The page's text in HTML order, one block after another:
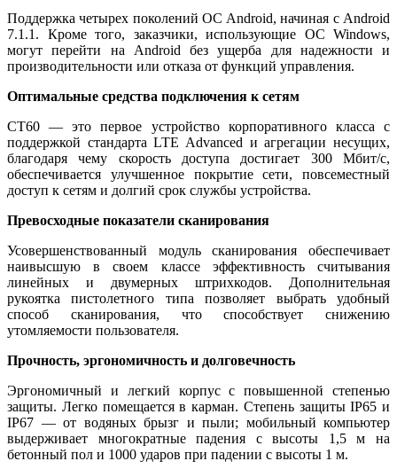
Поддержка четырех поколений ОС Android, начиная с Android
7.1.1. Кроме того, заказчики, использующие ОС Windows,
могут перейти на Android без ущерба для надежности и
производительности или отказа от функций управления.
Оптимальные средства подключения к сетям
CT60 — это первое устройство корпоративного класса с
поддержкой стандарта LTE Advanced и агрегации несущих,
благодаря чему скорость доступа достигает 300 Мбит/с,
обеспечивается улучшенное покрытие сети, повсеместный
доступ к сетям и долгий срок службы устройства.
Превосходные показатели сканирования
Усовершенствованный модуль сканирования обеспечивает
наивысшую в своем классе эффективность считывания
линейных и двумерных штрихкодов. Дополнительная
рукоятка пистолетного типа позволяет выбрать удобный
способ сканирования, что способствует снижению
утомляемости пользователя.
Прочность, эргономичность и долговечность
Эргономичный и легкий корпус с повышенной степенью
защиты. Легко помещается в карман. Степень защиты IP65 и
IP67 — от водяных брызг и пыли; мобильный компьютер
выдерживает многократные падения с высоты 1,5 м на
бетонный пол и 1000 ударов при падении с высоты 1 м.